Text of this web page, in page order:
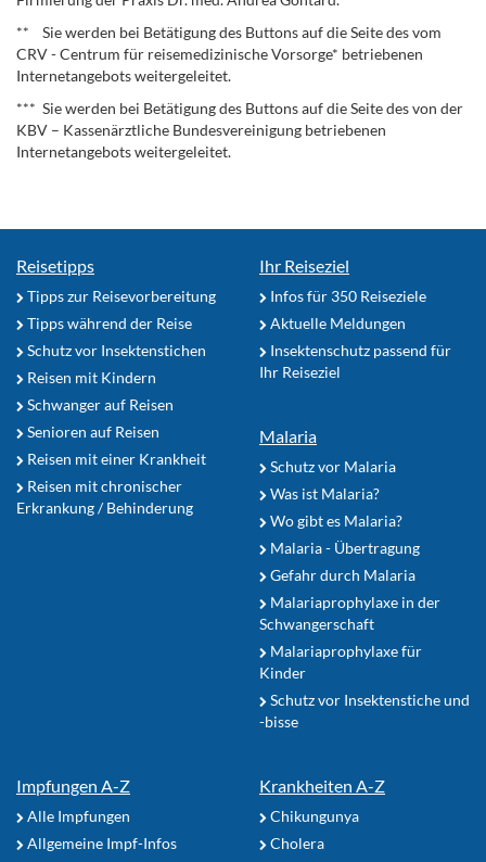
** Sie werden bei Betätigung des Buttons auf die Seite des vom
CRV - Centrum für reisemedizinische Vorsorge* betriebenen
Internetangebots weitergeleitet.
*** Sie werden bei Betätigung des Buttons auf die Seite des von der
KBV – Kassenärztliche Bundesvereinigung betriebenen
Internetangebots weitergeleitet.
Reisetipps
Tipps zur Reisevorbereitung
Tipps während der Reise
Schutz vor Insektenstichen
Reisen mit Kindern
Schwanger auf Reisen
Senioren auf Reisen
Reisen mit einer Krankheit
Reisen mit chronischer
Erkrankung / Behinderung
Ihr Reiseziel
Infos für 350 Reiseziele
Aktuelle Meldungen
Insektenschutz passend für
Ihr Reiseziel
Malaria
Schutz vor Malaria
Was ist Malaria?
Wo gibt es Malaria?
Malaria - Übertragung
Gefahr durch Malaria
Malariaprophylaxe in der
Schwangerschaft
Malariaprophylaxe für
Kinder
Schutz vor Insektenstiche und
-bisse
Impfungen A-Z
Alle Impfungen
Allgemeine Impf-Infos
Krankheiten A-Z
Chikungunya
Cholera